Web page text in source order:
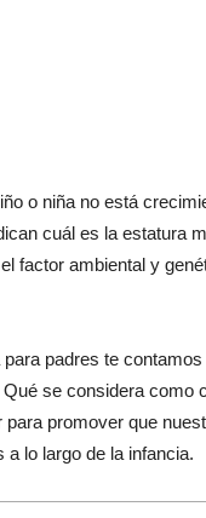
o niña no está
cuál es la estatura
factor ambiental y
padres te contamos
Qué se considera como
promover que
lo largo de la infancia.